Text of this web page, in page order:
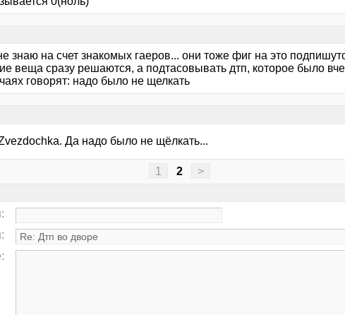
знаю на счет знакомых гаеров... они тоже фиг на это
веща сразу решаются, а подтасовывать дтп, которое было
говорят: надо было не щелкать
Да надо было не щёлкать...
1 2 >